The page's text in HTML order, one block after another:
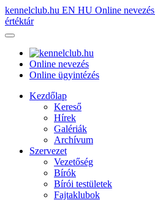
kennelclub.hu EN HU Online nevezés
értéktár
Online nevezés
Online ügyintézés
Kezdőlap
Kereső
Hírek
Galériák
Archívum
Szervezet
Vezetőség
Bírók
Bírói testületek
Fajtaklubok